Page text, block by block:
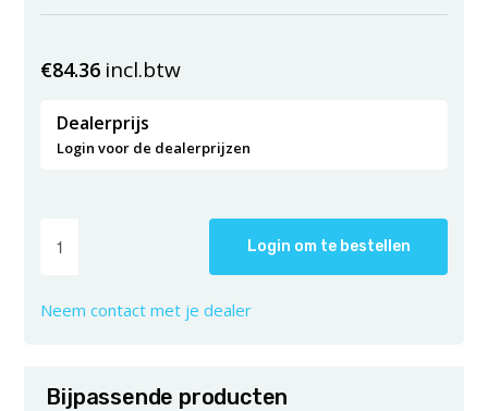
€84.36 incl.btw
Dealerprijs
Login voor de dealerprijzen
Login om te bestellen
Neem contact met je dealer
Bijpassende producten